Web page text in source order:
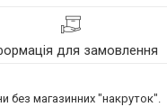
для замовлення
без магазинних "накруток".